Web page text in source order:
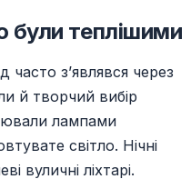
були теплішими
часто з’являвся через
й творчий вибір
лампами
світло. Нічні
вуличні ліхтарі.